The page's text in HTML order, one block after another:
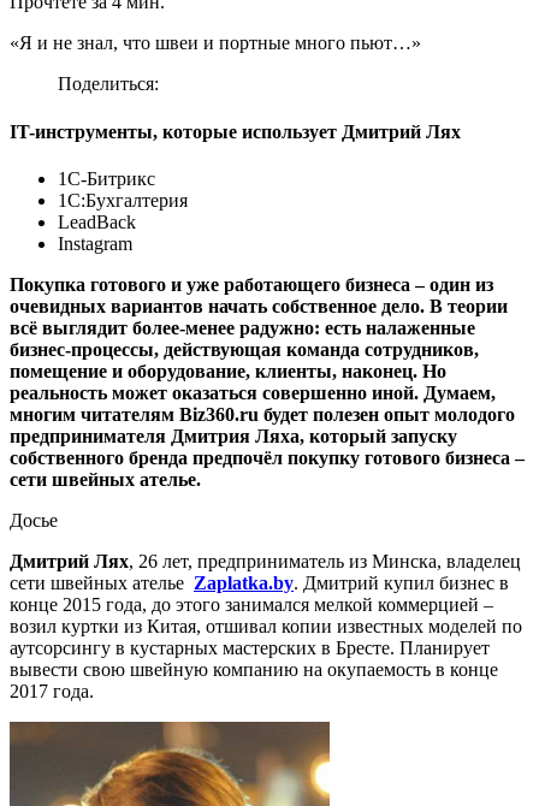
«Я и не знал, что швеи и портные много пьют…»
Поделиться:
IT-инструменты, которые использует Дмитрий Лях
1C-Битрикс
1С:Бухгалтерия
LeadBack
Instagram
Покупка готового и уже работающего бизнеса – один из
очевидных вариантов начать собственное дело. В теории
всё выглядит более-менее радужно: есть налаженные
бизнес-процессы, действующая команда сотрудников,
помещение и оборудование, клиенты, наконец. Но
реальность может оказаться совершенно иной. Думаем,
многим читателям Biz360.ru будет полезен опыт молодого
предпринимателя Дмитрия Ляха, который запуску
собственного бренда предпочёл покупку готового бизнеса –
сети швейных ателье.
Досье
Дмитрий Лях, 26 лет, предприниматель из Минска, владелец
сети швейных ателье Zaplatka.by. Дмитрий купил бизнес в
конце 2015 года, до этого занимался мелкой коммерцией –
возил куртки из Китая, отшивал копии известных моделей по
аутсорсингу в кустарных мастерских в Бресте. Планирует
вывести свою швейную компанию на окупаемость в конце
2017 года.